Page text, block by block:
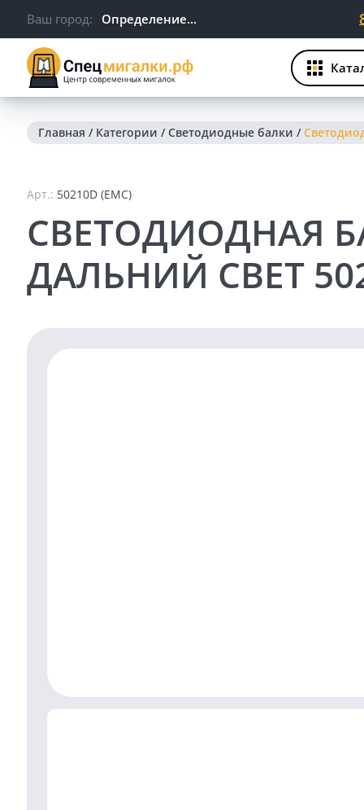
Ваш город: Определение...
Главная / Категории /Светодиодные балки /
Арт.: 50210D (EMC)
СВЕТОДИОДНАЯ
ДАЛЬНИЙ СВЕТ